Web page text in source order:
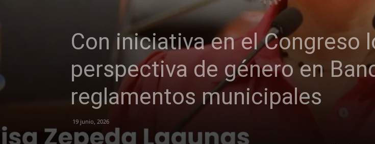
Con iniciativa en el Congreso
perspectiva de género en
reglamentos municipales
19 junio, 2026